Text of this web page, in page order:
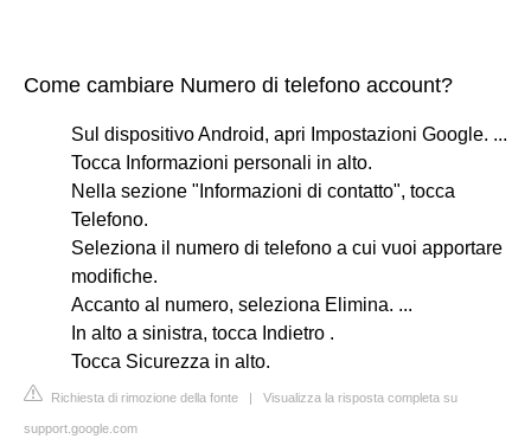
Come cambiare Numero di telefono account?
Sul dispositivo Android, apri Impostazioni Google. ...
Tocca Informazioni personali in alto.
Nella sezione "Informazioni di contatto", tocca
Telefono.
Seleziona il numero di telefono a cui vuoi apportare
modifiche.
Accanto al numero, seleziona Elimina. ...
In alto a sinistra, tocca Indietro .
Tocca Sicurezza in alto.
Richiesta di rimozione della fonte | Visualizza la risposta completa su
support.google.com